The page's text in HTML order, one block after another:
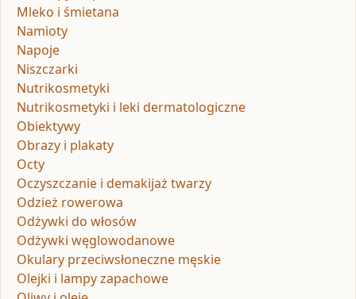
Mleko i śmietana
Namioty
Napoje
Niszczarki
Nutrikosmetyki
Nutrikosmetyki i leki dermatologiczne
Obiektywy
Obrazy i plakaty
Octy
Oczyszczanie i demakijaż twarzy
Odzież rowerowa
Odżywki do włosów
Odżywki węglowodanowe
Okulary przeciwsłoneczne męskie
Olejki i lampy zapachowe